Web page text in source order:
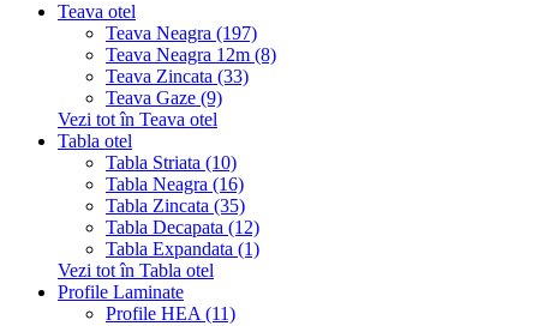
Teava otel
Teava Neagra (197)
Teava Neagra 12m (8)
Teava Zincata (33)
Teava Gaze (9)
Vezi tot în Teava otel
Tabla otel
Tabla Striata (10)
Tabla Neagra (16)
Tabla Zincata (35)
Tabla Decapata (12)
Tabla Expandata (1)
Vezi tot în Tabla otel
Profile Laminate
Profile HEA (11)